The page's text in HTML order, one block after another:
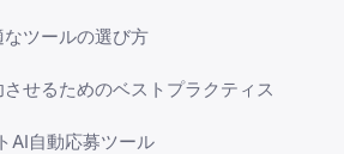
ツールの選び方
せるためのベストプラクティス
AI自動応募ツール